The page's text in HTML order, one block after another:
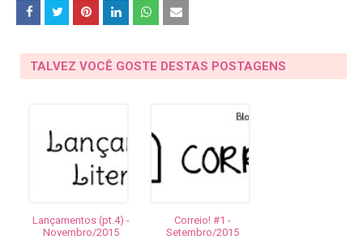
TALVEZ VOCÊ GOSTE DESTAS POSTAGENS
Lançamentos (pt.4) -
Novembro/2015
Correio! #1 -
Setembro/2015